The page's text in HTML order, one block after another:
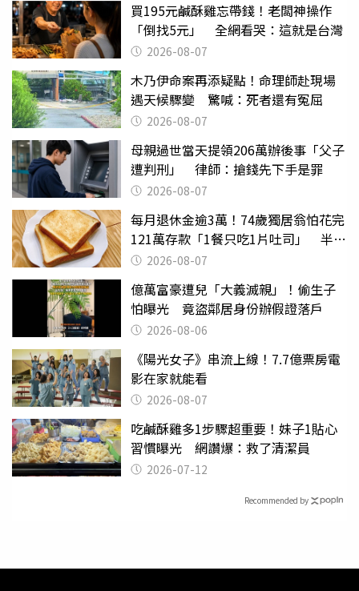
買195元鹹酥雞忘帶錢！老闆神操作
「倒找5元」 全網看哭：這就是台灣
2026-08-07
木乃伊命案再添疑點！命理師赴現場
遇天候驟變 驚喊：死者還有冤屈
2026-08-07
母親過世當天提領206萬辦後事「父子
遭判刑」 律師：搶錢先下手是罪
2026-08-07
每月退休金逾3萬！74歲獨居翁怕花完
121萬存款「1餐只吃1片吐司」 半年
後暴瘦嚇壞女兒
2026-08-07
億萬富豪遭兒「大義滅親」！偷生子
怕曝光 竟盜鄰居身份辦假證落戶
2026-08-06
《陽光女子》串流上線！7.7億票房電
影在家就能看
2026-08-07
吃鹹酥雞多1步驟超重要！妹子1貼心
習慣曝光 網讚爆：救了清潔員
2026-07-12
Recommended by